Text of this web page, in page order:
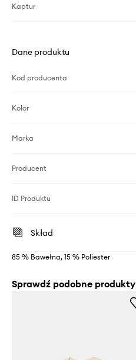
Kaptur
Dane produktu
Kod producenta
Kolor
Marka
Producent
ID Produktu
Skład
85 % Bawełna, 15 % Poliester
Sprawdź podobne produkty